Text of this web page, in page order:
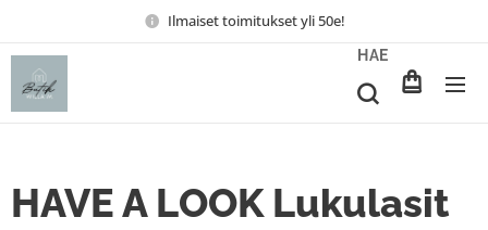
Ilmaiset toimitukset yli 50e!
HAE
HAVE A LOOK Lukulasit